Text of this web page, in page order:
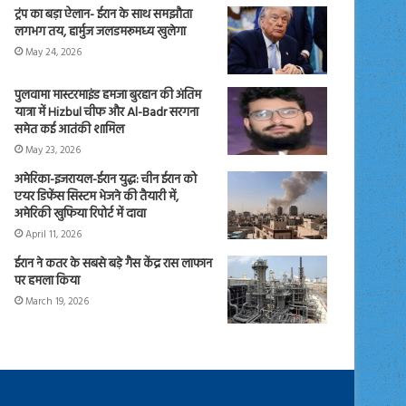
ट्रंप का बड़ा ऐलान- ईरान के साथ समझौता
लगभग तय, हार्मुज जलडमरूमध्य खुलेगा
May 24, 2026
पुलवामा मास्टरमाइंड हमजा बुरहान की अंतिम
यात्रा में Hizbul चीफ और Al-Badr सरगना
समेत कई आतंकी शामिल
May 23, 2026
अमेरिका-इजरायल-ईरान युद्ध: चीन ईरान को
एयर डिफेंस सिस्टम भेजने की तैयारी में,
अमेरिकी खुफिया रिपोर्ट में दावा
April 11, 2026
ईरान ने कतर के सबसे बड़े गैस केंद्र रास लाफान
पर हमला किया
March 19, 2026